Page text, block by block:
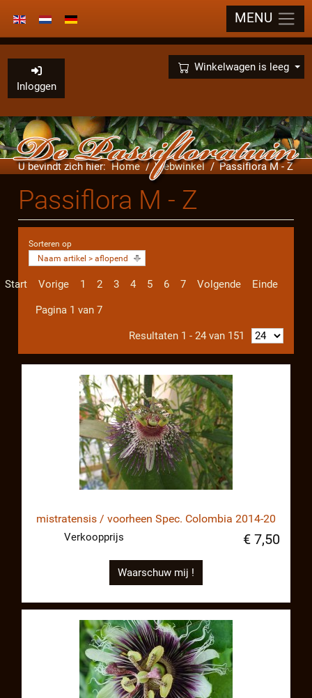
Inloggen
Winkelwagen is leeg
×
Selecteer de taal MENU
U bevindt zich hier:Home Webwinkel Passiflora M - Z
Passiflora M - Z
Sorteren op
Naam artikel > aflopend
Start Vorige 1 2 3 4 5 6 7 Volgende Einde
Pagina 1 van 7
Resultaten 1 - 24 van 151
mistratensis / voorheen Spec. Colombia 2014-20
Verkoopprijs € 7,50
Waarschuw mij !